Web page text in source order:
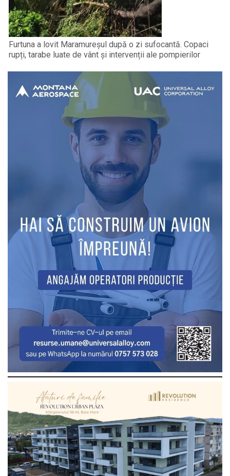
Furtuna a lovit Maramureșul după o zi sufocantă. Copaci
rupți, tarabe luate de vânt și intervenții ale pompierilor